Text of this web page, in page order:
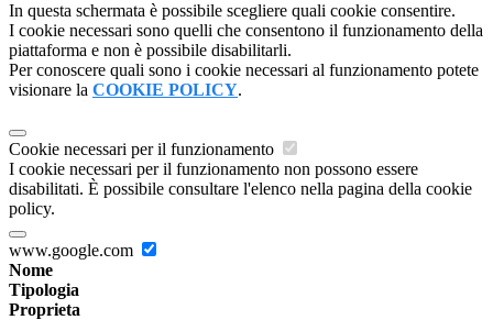
In questa schermata è possibile scegliere quali cookie consentire.
I cookie necessari sono quelli che consentono il funzionamento della
piattaforma e non è possibile disabilitarli.
Per conoscere quali sono i cookie necessari al funzionamento potete
visionare la COOKIE POLICY.
Cookie necessari per il funzionamento
I cookie necessari per il funzionamento non possono essere
disabilitati. È possibile consultare l'elenco nella pagina della cookie
policy.
www.google.com
Nome
Tipologia
Proprieta